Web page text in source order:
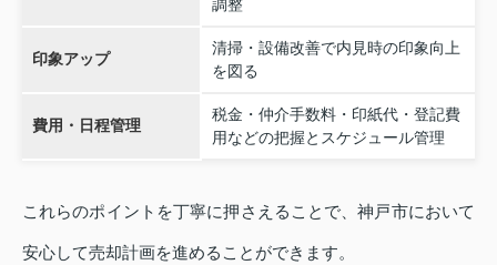
調整
印象アップ
清掃・設備改善で内見時の印象向上
を図る
費用・日程管理
税金・仲介手数料・印紙代・登記費
用などの把握とスケジュール管理
これらのポイントを丁寧に押さえることで、神戸市において
安心して売却計画を進めることができます。